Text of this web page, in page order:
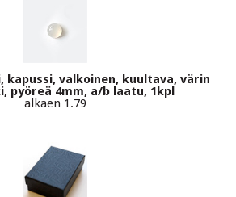
kapussi, valkoinen, kuultava, värin
pyöreä 4mm, a/b laatu, 1kpl
alkaen 1.79